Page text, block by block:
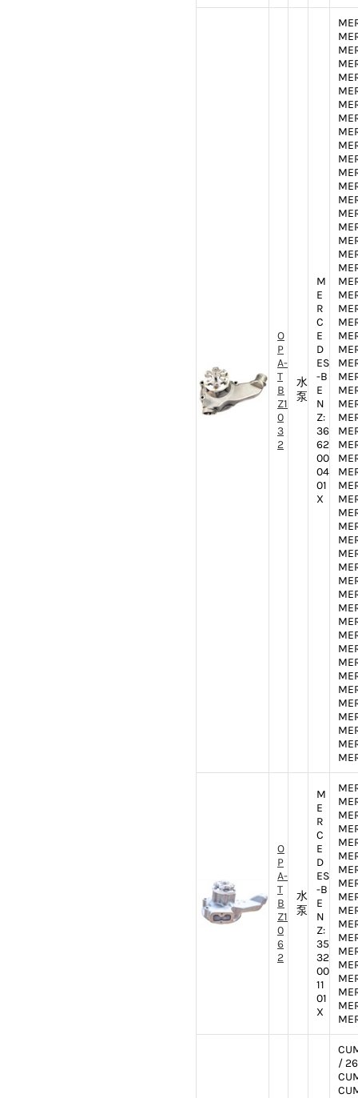
O
P
A-
T
B
Z1
0
3
2
水
泵
M
E
R
C
E
D
ES
-B
E
N
Z:
36
62
00
04
01
X
O
P
A-
T
B
Z1
0
6
2
水
泵
M
E
R
C
E
D
ES
-B
E
N
Z:
35
32
00
11
01
X
/